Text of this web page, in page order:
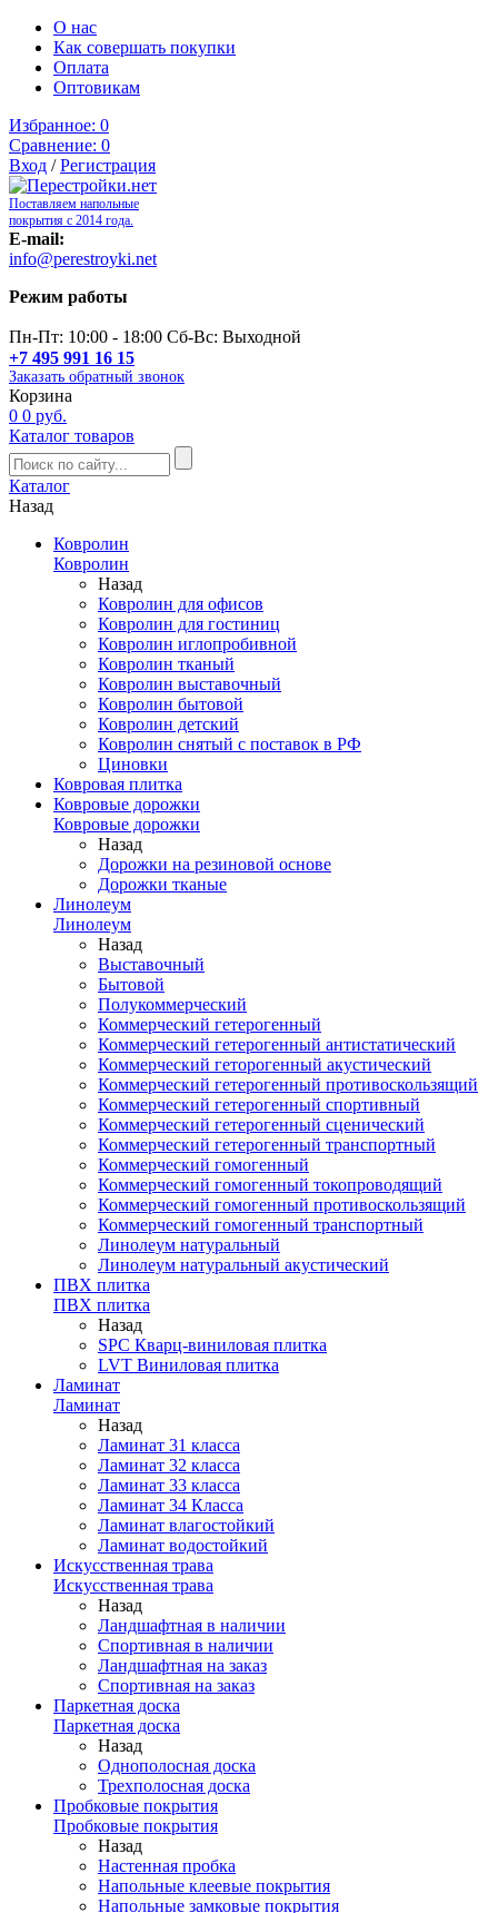
О нас
Как совершать покупки
Оплата
Оптовикам
Избранное: 0
Сравнение: 0
Вход /Регистрация
Поставляем напольные
покрытия с 2014 года.
E-mail:
info@perestroyki.net
Режим работы
Пн-Пт: 10:00 - 18:00 Сб-Вс: Выходной
+7 495 991 16 15
Заказать обратный звонок
Корзина
0 0 руб.
Каталог товаров
Каталог
Назад
Ковролин
Ковролин
Назад
Ковролин для офисов
Ковролин для гостиниц
Ковролин иглопробивной
Ковролин тканый
Ковролин выставочный
Ковролин бытовой
Ковролин детский
Ковролин снятый с поставок в РФ
Циновки
Ковровая плитка
Ковровые дорожки
Ковровые дорожки
Назад
Дорожки на резиновой основе
Дорожки тканые
Линолеум
Линолеум
Назад
Выставочный
Бытовой
Полукоммерческий
Коммерческий гетерогенный
Коммерческий гетерогенный антистатический
Коммерческий геторогенный акустический
Коммерческий гетерогенный противоскользящий
Коммерческий гетерогенный спортивный
Коммерческий гетерогенный сценический
Коммерческий гетерогенный транспортный
Коммерческий гомогенный
Коммерческий гомогенный токопроводящий
Коммерческий гомогенный противоскользящий
Коммерческий гомогенный транспортный
Линолеум натуральный
Линолеум натуральный акустический
ПВХ плитка
ПВХ плитка
Назад
SPC Кварц-виниловая плитка
LVT Виниловая плитка
Ламинат
Ламинат
Назад
Ламинат 31 класса
Ламинат 32 класса
Ламинат 33 класса
Ламинат 34 Класса
Ламинат влагостойкий
Ламинат водостойкий
Искусственная трава
Искусственная трава
Назад
Ландшафтная в наличии
Спортивная в наличии
Ландшафтная на заказ
Спортивная на заказ
Паркетная доска
Паркетная доска
Назад
Однополосная доска
Трехполосная доска
Пробковые покрытия
Пробковые покрытия
Назад
Настенная пробка
Напольные клеевые покрытия
Напольные замковые покрытия